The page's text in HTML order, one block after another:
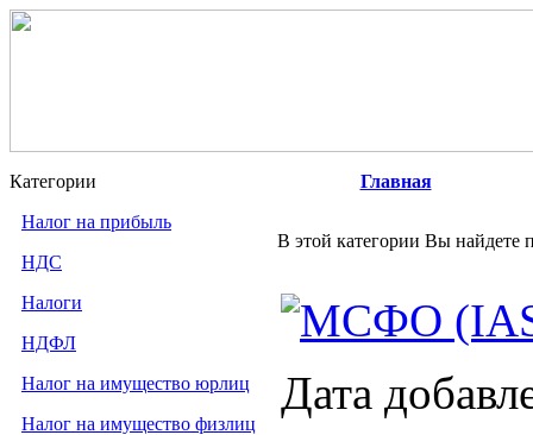
Категории
Налог на прибыль
НДС
Налоги
НДФЛ
Налог на имущество юрлиц
Налог на имущество физлиц
Главная
В этой категории Вы найдете
МСФО
Дата